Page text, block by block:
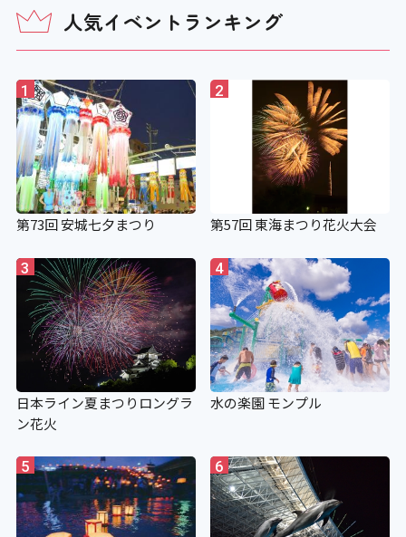
人気イベントランキング
1
第73回 安城七夕まつり
2
第57回 東海まつり花火大会
3
日本ライン夏まつりロングラ
ン花火
4
水の楽園 モンプル
5 6